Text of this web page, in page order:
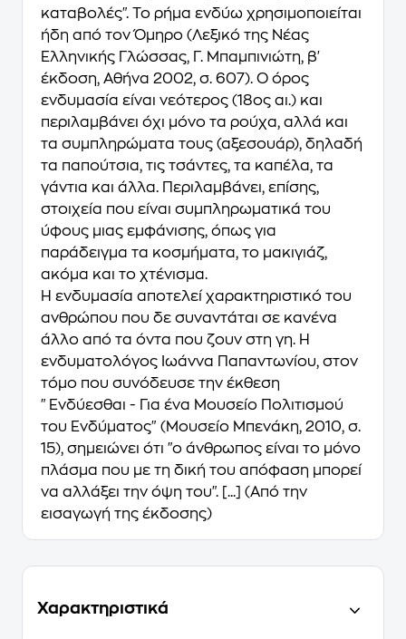
καταβολές". Το ρήμα ενδύω χρησιμοποιείται
ήδη από τον Όμηρο (Λεξικό της Νέας
Ελληνικής Γλώσσας, Γ. Μπαμπινιώτη, β'
έκδοση, Αθήνα 2002, σ. 607). Ο όρος
ενδυμασία είναι νεότερος (18ος αι.) και
περιλαμβάνει όχι μόνο τα ρούχα, αλλά και
τα συμπληρώματα τους (αξεσουάρ), δηλαδή
τα παπούτσια, τις τσάντες, τα καπέλα, τα
γάντια και άλλα. Περιλαμβάνει, επίσης,
στοιχεία που είναι συμπληρωματικά του
ύφους μιας εμφάνισης, όπως για
παράδειγμα τα κοσμήματα, το μακιγιάζ,
ακόμα και το χτένισμα.
Η ενδυμασία αποτελεί χαρακτηριστικό του
ανθρώπου που δε συναντάται σε κανένα
άλλο από τα όντα που ζουν στη γη. Η
ενδυματολόγος Ιωάννα Παπαντωνίου, στον
τόμο που συνόδευσε την έκθεση
"Ενδύεσθαι - Για ένα Μουσείο Πολιτισμού
του Ενδύματος" (Μουσείο Μπενάκη, 2010, σ.
15), σημειώνει ότι "ο άνθρωπος είναι το μόνο
πλάσμα που με τη δική του απόφαση μπορεί
να αλλάξει την όψη του". [...] (Από την
εισαγωγή της έκδοσης)
Χαρακτηριστικά